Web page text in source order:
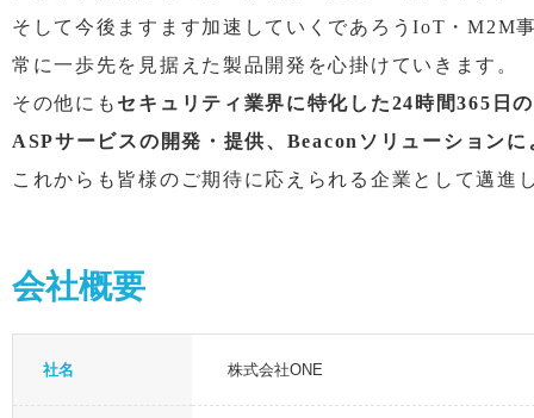
そして今後ますます加速していくであろうIoT・M2M
常に一歩先を見据えた製品開発を心掛けていきます。
その他にも セキュリティ業界に特化した24時間365日
ASPサービスの開発・提供、Beaconソリューション
これからも皆様のご期待に応えられる企業として邁進
会社概要
社名 株式会社ONE